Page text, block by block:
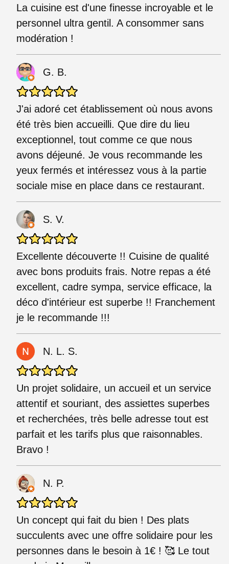
La cuisine est d'une finesse incroyable et le
personnel ultra gentil. A consommer sans
modération !
G. B.
J'ai adoré cet établissement où nous avons
été très bien accueilli. Que dire du lieu
exceptionnel, tout comme ce que nous
avons déjeuné. Je vous recommande les
yeux fermés et intéressez vous à la partie
sociale mise en place dans ce restaurant.
S. V.
Excellente découverte !! Cuisine de qualité
avec bons produits frais. Notre repas a été
excellent, cadre sympa, service efficace, la
déco d'intérieur est superbe !! Franchement
je le recommande !!!
N. L. S.
Un projet solidaire, un accueil et un service
attentif et souriant, des assiettes superbes
et recherchées, très belle adresse tout est
parfait et les tarifs plus que raisonnables.
Bravo !
N. P.
Un concept qui fait du bien ! Des plats
succulents avec une offre solidaire pour les
personnes dans le besoin à 1€ ! 🥰 Le tout